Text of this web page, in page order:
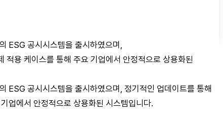
ESG 공시시스템을 출시하였으며,
용 케이스를 통해 주요 기업에서 안정적으로 상용화된
ESG 공시시스템을 출시하였으며, 정기적인 업데이트를 통해
업에서 안정적으로 상용화된 시스템입니다.